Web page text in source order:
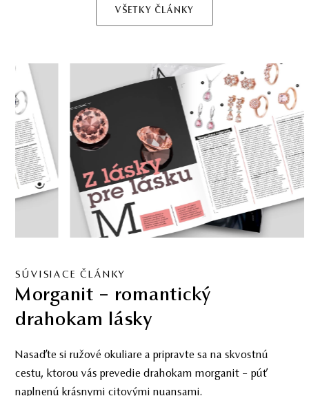
VŠETKY ČLÁNKY
SÚVISIACE ČLÁNKY
Morganit – romantický
drahokam lásky
Nasaďte si ružové okuliare a pripravte sa na skvostnú
cestu, ktorou vás prevedie drahokam morganit – púť
naplnenú krásnymi citovými nuansami.